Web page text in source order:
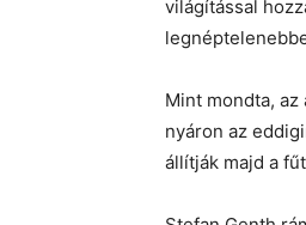
világítással
Mint mondta,
nyáron az
állítják majd a